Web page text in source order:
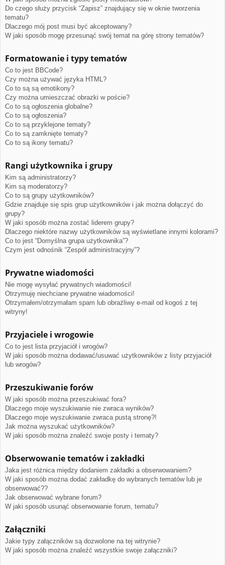
Do czego służy przycisk “Zapisz” znajdujący się w oknie tworzenia
tematu?
Dlaczego mój post musi być akceptowany?
W jaki sposób mogę przesunąć swój temat na górę strony tematów?
Formatowanie i typy tematów
Co to jest BBCode?
Czy można używać języka HTML?
Co to są są emotikony?
Czy można umieszczać obrazki w poście?
Co to są ogłoszenia globalne?
Co to są ogłoszenia?
Co to są przyklejone tematy?
Co to są zamknięte tematy?
Co to są ikony tematu?
Rangi użytkownika i grupy
Kim są administratorzy?
Kim są moderatorzy?
Co to są grupy użytkowników?
Gdzie znajduje się spis grup użytkowników i jak można dołączyć do
grupy?
W jaki sposób można zostać liderem grupy?
Dlaczego niektóre nazwy użytkowników są wyświetlane innymi kolorami?
Co to jest “Domyślna grupa użytkownika”?
Czym jest odnośnik “Zespół administracyjny”?
Prywatne wiadomości
Nie mogę wysyłać prywatnych wiadomości!
Otrzymuję niechciane prywatne wiadomości!
Otrzymałem/otrzymałam spam lub obraźliwy e-mail od kogoś z tej
witryny!
Przyjaciele i wrogowie
Co to jest lista przyjaciół i wrogów?
W jaki sposób można dodawać/usuwać użytkowników z listy przyjaciół
lub wrogów?
Przeszukiwanie forów
W jaki sposób można przeszukiwać fora?
Dlaczego moje wyszukiwanie nie zwraca wyników?
Dlaczego moje wyszukiwanie zwraca pustą stronę?!
Jak można wyszukać użytkowników?
W jaki sposób można znaleźć swoje posty i tematy?
Obserwowanie tematów i zakładki
Jaka jest różnica między dodaniem zakładki a obserwowaniem?
W jaki sposób można dodać zakładkę do wybranych tematów lub je
obserwować??
Jak obserwować wybrane forum?
W jaki sposób usunąć obserwowanie forum, tematu?
Załączniki
Jakie typy załączników są dozwolone na tej witrynie?
W jaki sposób można znaleźć wszystkie swoje załączniki?